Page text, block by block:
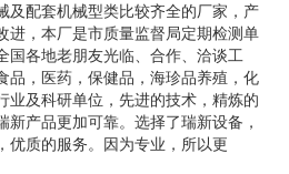
及配套机械型类比较齐全的厂家，产
进，本厂是市质量监督局定期检测单
国各地老朋友光临、合作、洽谈工
品，医药，保健品，海珍品养殖，化
业及科研单位，先进的技术，精炼的
产品更加可靠。选择了瑞新设备，
优质的服务。因为专业，所以更